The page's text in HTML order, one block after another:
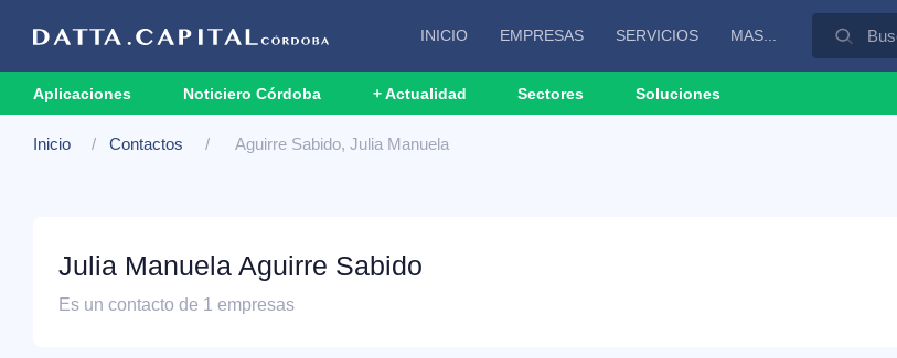
INICIO EMPRESAS SERVICIOS MAS...
Aplicaciones Noticiero Córdoba + Actualidad Sectores Soluciones
Inicio Contactos Aguirre Sabido, Julia Manuela
Julia Manuela Aguirre Sabido
Es un contacto de 1 empresas